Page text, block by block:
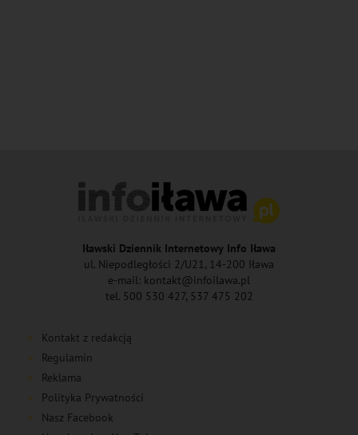
Iławski Dziennik Internetowy Info Iława
ul. Niepodległości 2/U21, 14-200 Iława
e-mail: kontakt@infoilawa.pl
tel. 500 530 427, 537 475 202
Kontakt z redakcją
Regulamin
Reklama
Polityka Prywatności
Nasz Facebook